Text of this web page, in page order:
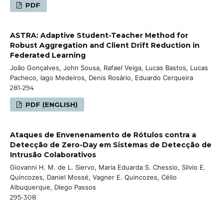
PDF
ASTRA: Adaptive Student-Teacher Method for
Robust Aggregation and Client Drift Reduction in
Federated Learning
João Gonçalves, John Sousa, Rafael Veiga, Lucas Bastos, Lucas
Pacheco, Iago Medeiros, Denis Rosário, Eduardo Cerqueira
281-294
PDF (ENGLISH)
Ataques de Envenenamento de Rótulos contra a
Detecção de Zero-Day em Sistemas de Detecção de
Intrusão Colaborativos
Giovanni H. M. de L. Siervo, Maria Eduarda S. Chessio, Silvio E.
Quincozes, Daniel Mossé, Vagner E. Quincozes, Célio
Albuquerque, Diego Passos
295-308